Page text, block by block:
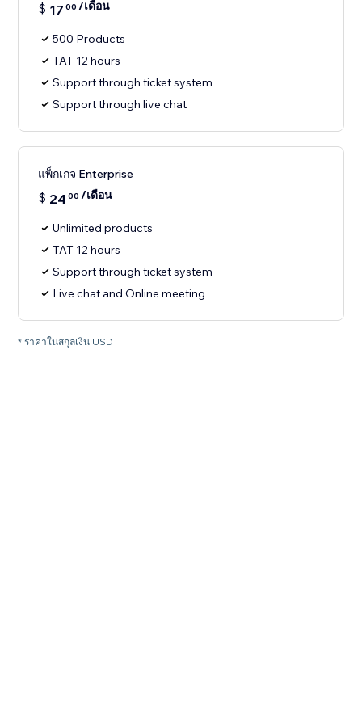
$ 17 00 /เดือน
500 Products
TAT 12 hours
Support through ticket system
Support through live chat
แพ็กเกจ Enterprise
$ 24 00 /เดือน
Unlimited products
TAT 12 hours
Support through ticket system
Live chat and Online meeting
* ราคาในสกุลเงิน USD